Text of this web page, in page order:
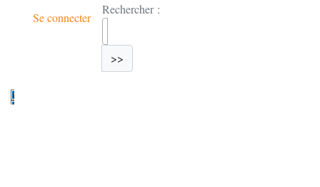
Se connecter
Rechercher :
>>